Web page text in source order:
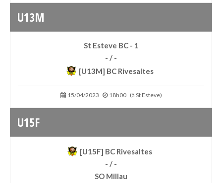
U13M
St Esteve BC - 1
- / -
[U13M] BC Rivesaltes
15/04/2023 18h00 (à St Esteve)
U15F
[U15F] BC Rivesaltes
- / -
SO Millau